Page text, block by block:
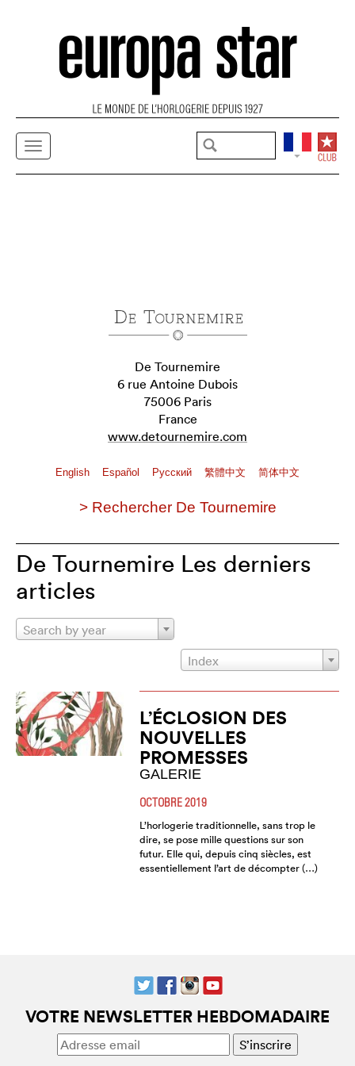
De Tournemire
6 rue Antoine Dubois
75006 Paris
France
www.detournemire.com
English Español Pусский 繁體中文 简体中文
> Rechercher De Tournemire
De Tournemire Les derniers
articles
Search by year
Index
L’ÉCLOSION DES
NOUVELLES
PROMESSES
GALERIE
OCTOBRE 2019
L’horlogerie traditionnelle, sans trop le
dire, se pose mille questions sur son
futur. Elle qui, depuis cinq siècles, est
essentiellement l’art de décompter (…)
VOTRE NEWSLETTER HEBDOMADAIRE